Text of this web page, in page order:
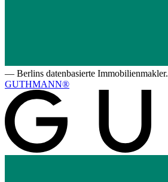
— Berlins datenbasierte Immobilienmakler.
GUTHMANN®